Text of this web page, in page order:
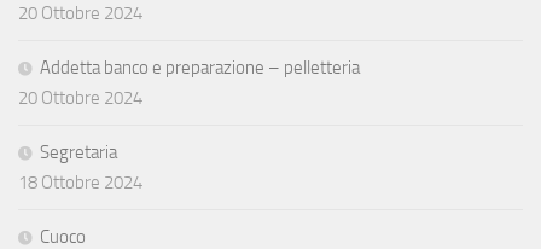
20 Ottobre 2024
Addetta banco e preparazione – pelletteria
20 Ottobre 2024
Segretaria
18 Ottobre 2024
Cuoco